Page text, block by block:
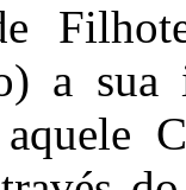
a sua